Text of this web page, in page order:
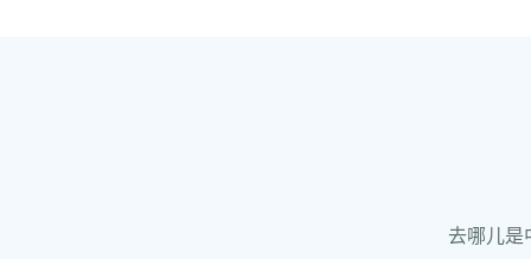
去哪儿是